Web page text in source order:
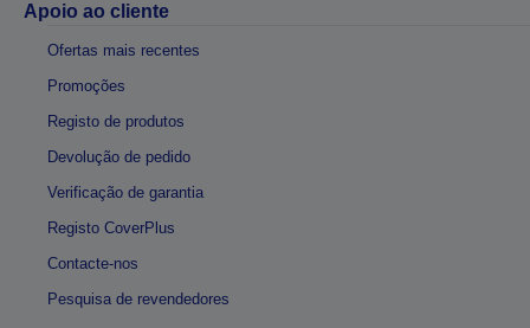
Apoio ao cliente
Ofertas mais recentes
Promoções
Registo de produtos
Devolução de pedido
Verificação de garantia
Registo CoverPlus
Contacte-nos
Pesquisa de revendedores